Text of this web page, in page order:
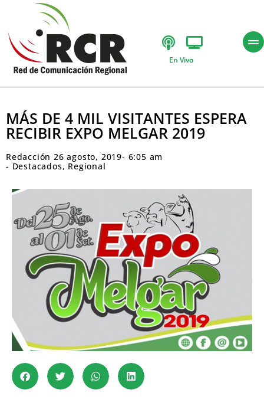
En Vivo
MÁS DE 4 MIL VISITANTES ESPERA
RECIBIR EXPO MELGAR 2019
Redacción 26 agosto, 2019- 6:05 am
- Destacados, Regional